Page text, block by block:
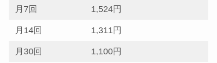
月7回 1,524円
月14回 1,311 円
月30回 1,100円